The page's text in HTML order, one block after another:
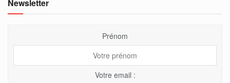
Newsletter
Prénom
Votre email :